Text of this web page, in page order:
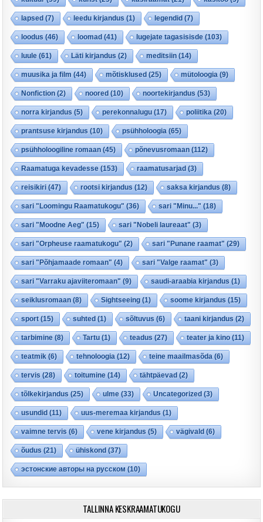
lapsed (7) leedu kirjandus (1) legendid (7)
loodus (46) loomad (41) lugejate tagasisisde (103)
luule (61) Läti kirjandus (2) meditsiin (14)
muusika ja film (44) mõtisklused (25) mütoloogia (9)
Nonfiction (2) noored (10) noortekirjandus (53)
norra kirjandus (5) perekonnalugu (17) poliitika (20)
prantsuse kirjandus (10) psühholoogia (65)
psühholoogiline romaan (45) põnevusromaan (112)
Raamatuga kevadesse (153) raamatusarjad (3)
reisikiri (47) rootsi kirjandus (12) saksa kirjandus (8)
sari "Loomingu Raamatukogu" (36) sari "Minu..." (18)
sari "Moodne Aeg" (15) sari "Nobeli laureaat" (3)
sari "Orpheuse raamatukogu" (2) sari "Punane raamat" (29)
sari "Põhjamaade romaan" (4) sari "Valge raamat" (3)
sari "Varraku ajaviiteromaan" (9) saudi-araabia kirjandus (1)
seiklusromaan (8) Sightseeing (1) soome kirjandus (15)
sport(15) suhted (1) sõltuvus (6) taani kirjandus (2)
tarbimine (8) Tartu (1) teadus (27) teater ja kino (11)
teatmik (6) tehnoloogia (12) teine maailmasõda (6)
tervis (28) toitumine (14) tähtpäevad (2)
tõlkekirjandus (25) ulme (33) Uncategorized (3)
usundid (11) uus-meremaa kirjandus (1)
vaimne tervis (6) vene kirjandus (5) vägivald (6)
õudus (21) ühiskond (37)
эстонские авторы на русском (10)
TALLINNA KESKRAAMATUKOGU